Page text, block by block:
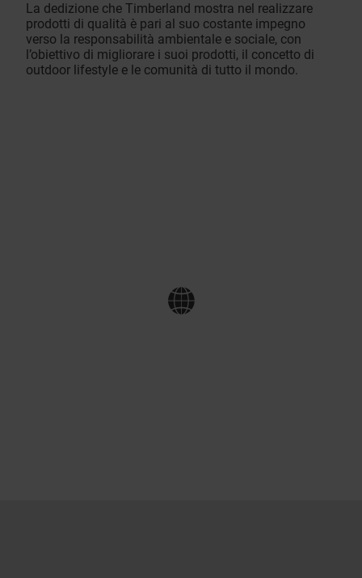
La dedizione che Timberland mostra nel realizzare
prodotti di qualità è pari al suo costante impegno
verso la responsabilità ambientale e sociale, con
l’obiettivo di migliorare i suoi prodotti, il concetto di
outdoor lifestyle e le comunità di tutto il mondo.